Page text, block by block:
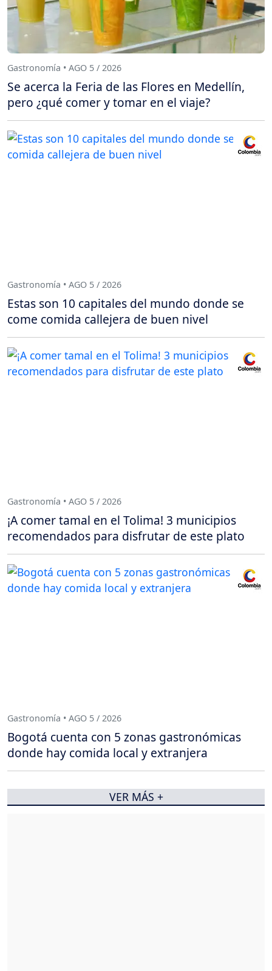
Gastronomía • AGO 5 / 2026
Se acerca la Feria de las Flores en Medellín,
pero ¿qué comer y tomar en el viaje?
Gastronomía • AGO 5 / 2026
Estas son 10 capitales del mundo donde se
come comida callejera de buen nivel
Gastronomía • AGO 5 / 2026
¡A comer tamal en el Tolima! 3 municipios
recomendados para disfrutar de este plato
Gastronomía • AGO 5 / 2026
Bogotá cuenta con 5 zonas gastronómicas
donde hay comida local y extranjera
VER MÁS +